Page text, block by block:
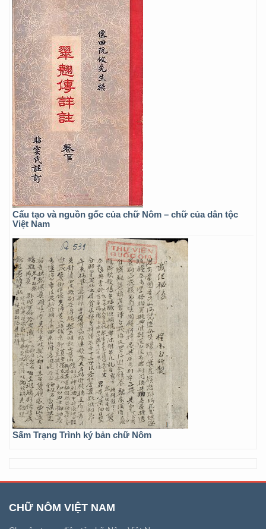
Cấu tạo và nguồn gốc của chữ Nôm – chữ của dân tộc
Việt Nam
Sấm Trạng Trình ký bản chữ Nôm
CHỮ NÔM VIỆT NAM